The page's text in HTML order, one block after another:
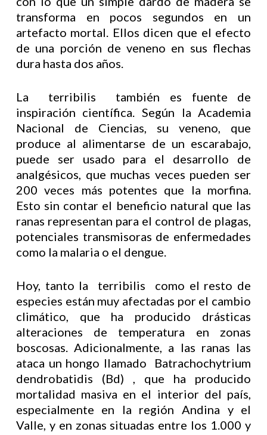
transforma en pocos segundos en un
artefacto mortal. Ellos dicen que el efecto
de una porción de veneno en sus flechas
dura hasta dos años.
La terribilis también es fuente de
inspiración científica. Según la Academia
Nacional de Ciencias, su veneno, que
produce al alimentarse de un escarabajo,
puede ser usado para el desarrollo de
analgésicos, que muchas veces pueden ser
200 veces más potentes que la morfina.
Esto sin contar el beneficio natural que las
ranas representan para el control de plagas,
potenciales transmisoras de enfermedades
como la malaria o el dengue.
Hoy, tanto la terribilis como el resto de
especies están muy afectadas por el cambio
climático, que ha producido drásticas
alteraciones de temperatura en zonas
boscosas. Adicionalmente, a las ranas las
ataca un hongo llamado Batrachochytrium
dendrobatidis (Bd) , que ha producido
mortalidad masiva en el interior del país,
especialmente en la región Andina y el
Valle, y en zonas situadas entre los 1.000 y